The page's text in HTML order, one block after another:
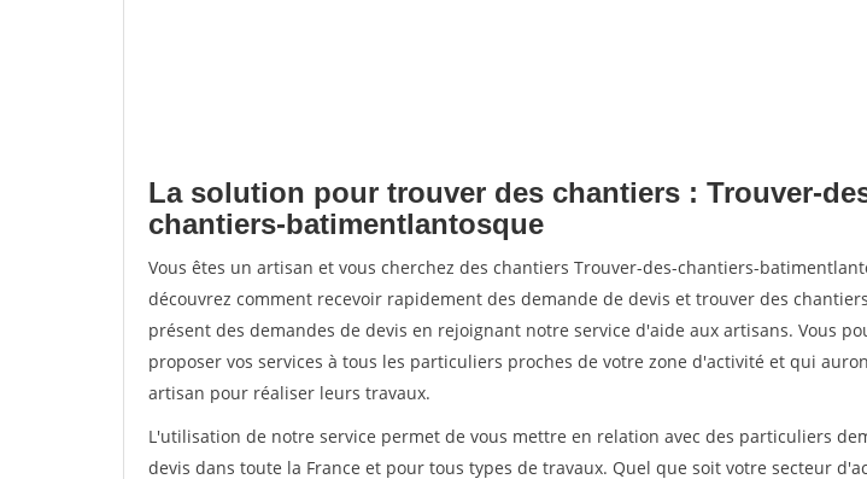
La solution pour trouver des chantiers : Trouver-
chantiers-batimentlantosque
Vous êtes un artisan et vous cherchez des chantiers Trouver-des-chantiers-
découvrez comment recevoir rapidement des demande de devis et trouver des
présent des demandes de devis en rejoignant notre service d'aide aux artisans. Vous
proposer vos services à tous les particuliers proches de votre zone d'activité et qui
artisan pour réaliser leurs travaux.
L'utilisation de notre service permet de vous mettre en relation avec des particuliers
devis dans toute la France et pour tous types de travaux. Quel que soit votre secteur